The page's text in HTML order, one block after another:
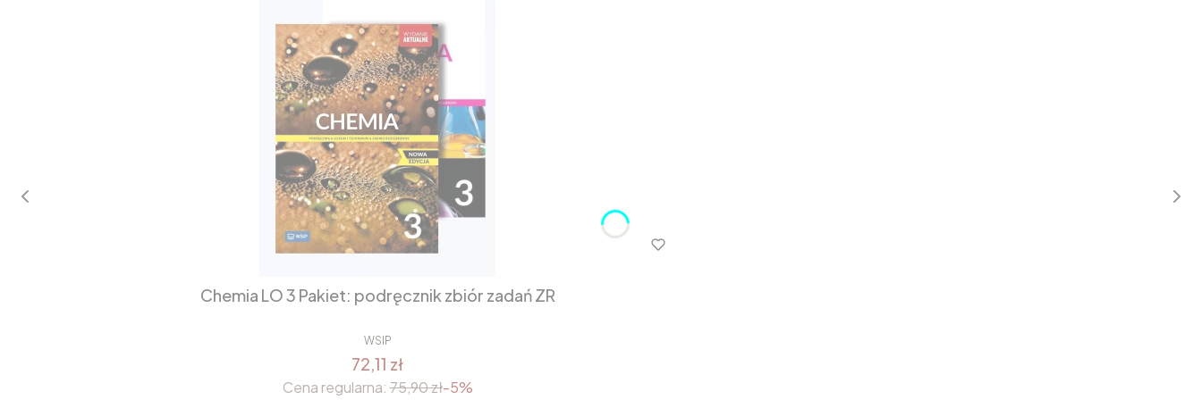
Chemia LO 3 Pakiet: podręcznik zbiór zadań ZR
WSIP
72,11 zł
Cena regularna: 75,90 zł-5%